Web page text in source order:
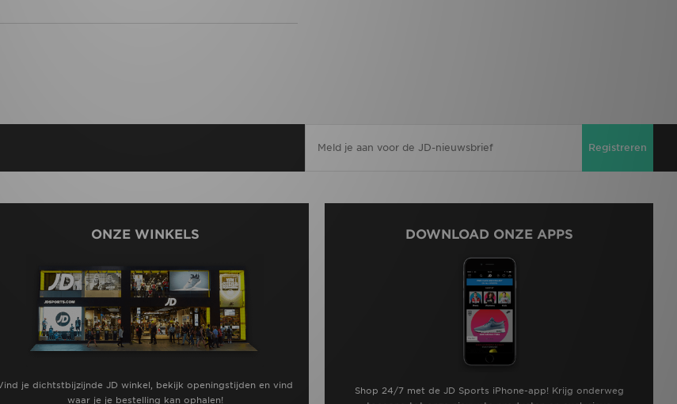
Registreren
ONZE WINKELS
je dichtstbijzijnde JD winkel, bekijk openingstijden en vind
waar je je bestelling kan ophalen!
DOWNLOAD ONZE APPS
Shop 24/7 met de JD Sports iPhone-app! Krijg onderweg